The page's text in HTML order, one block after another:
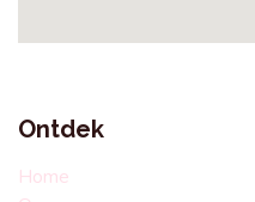
Ontdek
Home